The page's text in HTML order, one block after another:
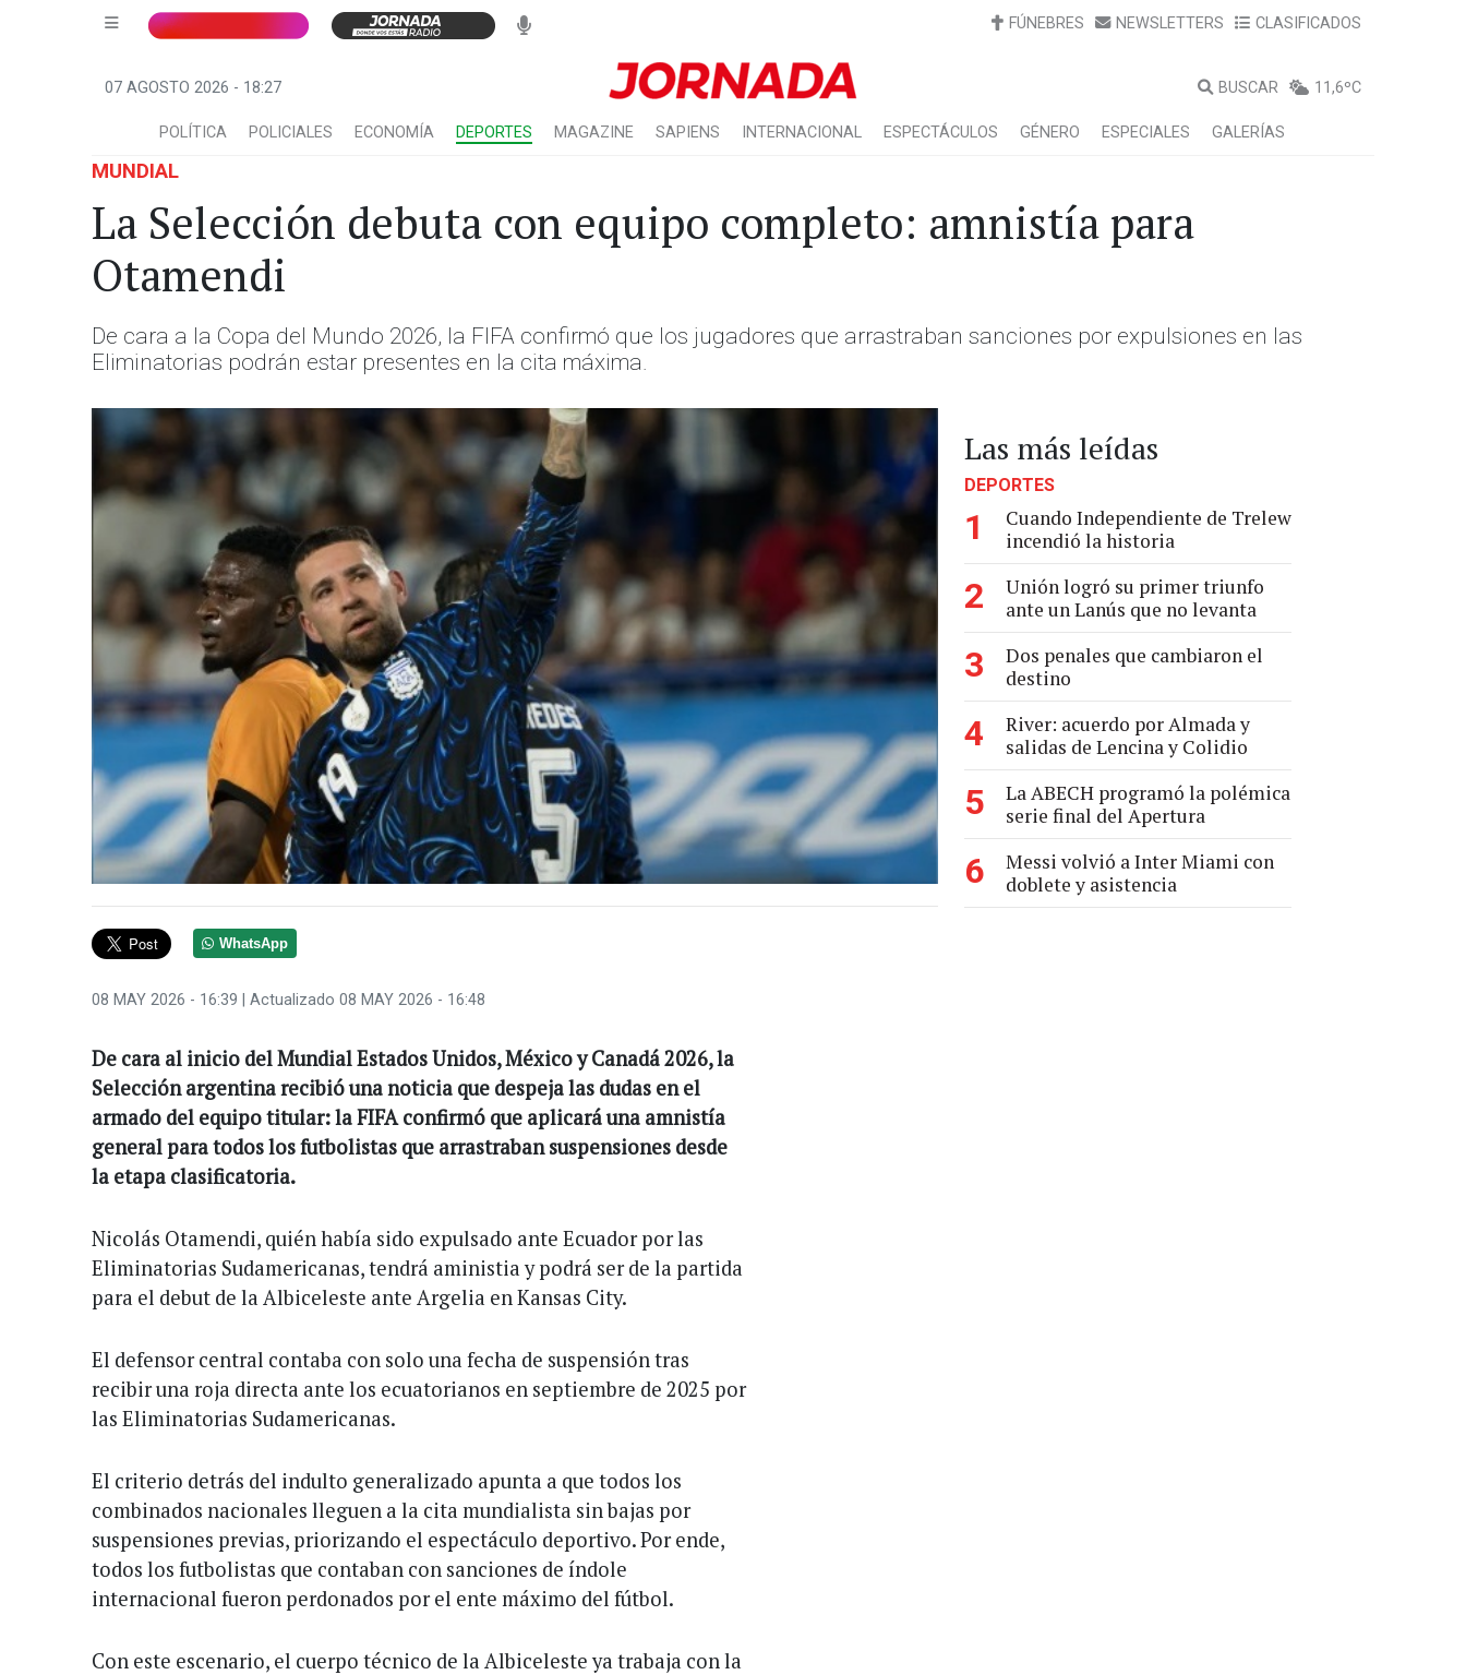
FÚNEBRES NEWSLETTERS CLASIFICADOS
07 AGOSTO 2026 - 18:27 BUSCAR 11,6ºC
POLÍTICA POLICIALES ECONOMÍA DEPORTES MAGAZINE SAPIENS INTERNACIONAL ESPECTÁCULOS GÉNERO ESPECIALES GALERÍAS
MUNDIAL
La Selección debuta con equipo completo: amnistía para
Otamendi
De cara a la Copa del Mundo 2026, la FIFA confirmó que los jugadores que arrastraban sanciones por expulsiones en las
Eliminatorias podrán estar presentes en la cita máxima.
WhatsApp
08 MAY 2026 - 16:39 | Actualizado 08 MAY 2026 - 16:48
De cara al inicio del Mundial Estados Unidos, México y Canadá 2026, la
Selección argentina recibió una noticia que despeja las dudas en el
armado del equipo titular: la FIFA confirmó que aplicará una amnistía
general para todos los futbolistas que arrastraban suspensiones desde
la etapa clasificatoria.
Nicolás Otamendi, quién había sido expulsado ante Ecuador por las
Eliminatorias Sudamericanas, tendrá aministia y podrá ser de la partida
para el debut de la Albiceleste ante Argelia en Kansas City.
El defensor central contaba con solo una fecha de suspensión tras
recibir una roja directa ante los ecuatorianos en septiembre de 2025 por
las Eliminatorias Sudamericanas.
El criterio detrás del indulto generalizado apunta a que todos los
combinados nacionales lleguen a la cita mundialista sin bajas por
suspensiones previas, priorizando el espectáculo deportivo. Por ende,
todos los futbolistas que contaban con sanciones de índole
internacional fueron perdonados por el ente máximo del fútbol.
Con este escenario, el cuerpo técnico de la Albiceleste ya trabaja con la
Las más leídas
DEPORTES
1
Cuando Independiente de Trelew
incendió la historia
2
Unión logró su primer triunfo
ante un Lanús que no levanta
3
Dos penales que cambiaron el
destino
4
River: acuerdo por Almada y
salidas de Lencina y Colidio
5
La ABECH programó la polémica
serie final del Apertura
6
Messi volvió a Inter Miami con
doblete y asistencia